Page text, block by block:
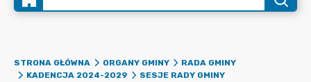
STRONA GŁÓWNA ORGANY GMINY
RADA GMINY
KADENCJA 2024-2029
SESJE RADY GMINY